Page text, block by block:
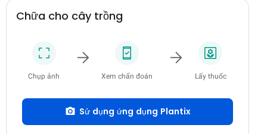
Chữa cho cây trồng
Chụp ảnh Xem chẩn đoán Lấy thuốc
Sử dụng ứng dụng Plantix